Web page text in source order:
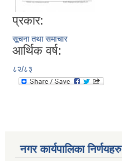
प्रकार:
सूचना तथा समाचार
आर्थिक वर्ष:
८२/८३
नगर कार्यपालिका निर्णयहरु